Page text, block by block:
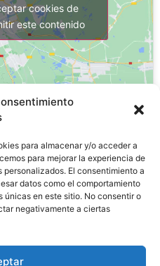
para almacenar y/o acceder a
para mejorar la experiencia de
El consentimiento a
datos como el comportamiento
en este sitio. No consentir o
negativamente a ciertas
cookies de
este contenido
un FP?
una tasa de desempleo